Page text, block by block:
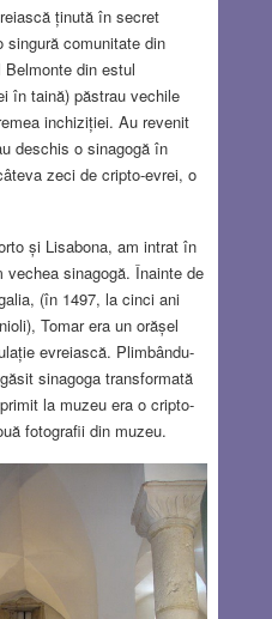
ținută în secret
comunitate din
din estul
în taină) păstrau vechile
inchiziției. Au revenit
deschis o sinagogă în
zeci de cripto-evrei, o
și Lisabona, am intrat în
sinagogă. Înainte de
(în 1497, la cinci ani
Tomar era un orășel
evreiască. Plimbându-
sinagoga transformată
la muzeu era o cripto-
fotografii din muzeu.